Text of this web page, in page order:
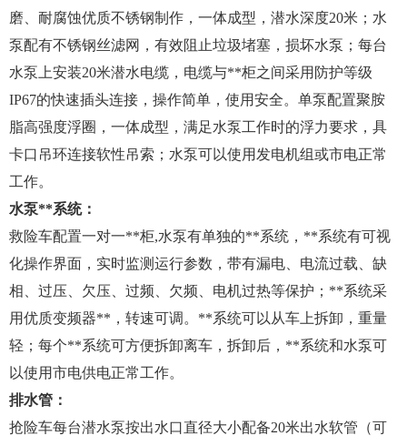
磨、耐腐蚀优质不锈钢制作，一体成型，潜水深度20米；水
泵配有不锈钢丝滤网，有效阻止垃圾堵塞，损坏水泵；每台
水泵上安装20米潜水电缆，电缆与**柜之间采用防护等级
IP67的快速插头连接，操作简单，使用安全。单泵配置聚胺
脂高强度浮圈，一体成型，满足水泵工作时的浮力要求，具
卡口吊环连接软性吊索；水泵可以使用发电机组或市电正常
工作。
水泵**系统：
救险车配置一对一**柜,水泵有单独的**系统，**系统有可视
化操作界面，实时监测运行参数，带有漏电、电流过载、缺
相、过压、欠压、过频、欠频、电机过热等保护；**系统采
用优质变频器**，转速可调。**系统可以从车上拆卸，重量
轻；每个**系统可方便拆卸离车，拆卸后，**系统和水泵可
以使用市电供电正常工作。
排水管：
抢险车每台潜水泵按出水口直径大小配备20米出水软管（可